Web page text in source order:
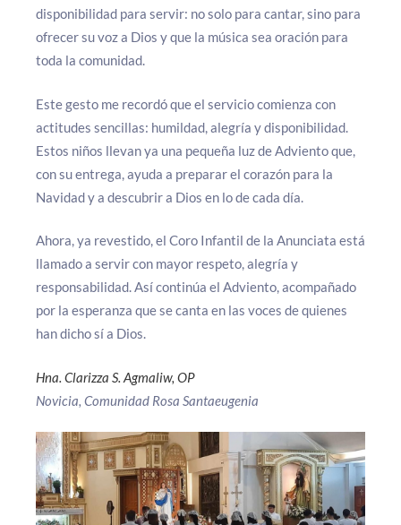
disponibilidad para servir: no solo para cantar, sino para
ofrecer su voz a Dios y que la música sea oración para
toda la comunidad.
Este gesto me recordó que el servicio comienza con
actitudes sencillas: humildad, alegría y disponibilidad.
Estos niños llevan ya una pequeña luz de Adviento que,
con su entrega, ayuda a preparar el corazón para la
Navidad y a descubrir a Dios en lo de cada día.
Ahora, ya revestido, el Coro Infantil de la Anunciata está
llamado a servir con mayor respeto, alegría y
responsabilidad. Así continúa el Adviento, acompañado
por la esperanza que se canta en las voces de quienes
han dicho sí a Dios.
Hna. Clarizza S. Agmaliw, OP
Novicia, Comunidad Rosa Santaeugenia